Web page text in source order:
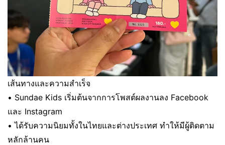
เส้นทางและความสำเร็จ
• Sundae Kids เริ่มต้นจากการโพสต์ผลงานลง Facebook
และ Instagram
• ได้รับความนิยมทั้งในไทยและต่างประเทศ ทำให้มีผู้ติดตาม
หลักล้านคน